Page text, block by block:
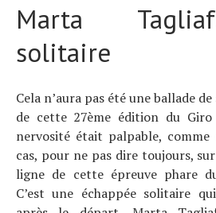
Marta
solitaire
Cela n’aura pas été une ballade
de cette 27ème édition du
nervosité était palpable, comme
cas, pour ne pas dire toujours,
ligne de cette épreuve phare
C’est une échappée solitaire